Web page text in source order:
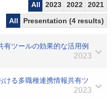
All 2023 2022
2021
All
Presentation (4 results)
ツールの効果的な活用例
2023
ける多職種連携情報共有ツ
2023